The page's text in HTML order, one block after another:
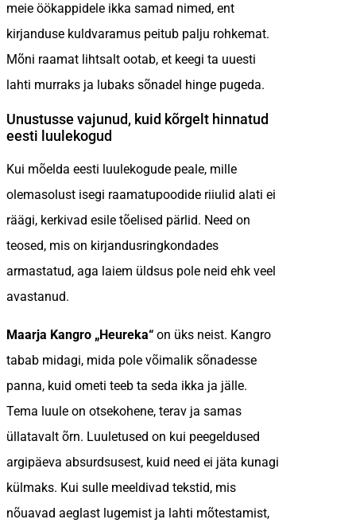
meie öökappidele ikka samad nimed, ent
kirjanduse kuldvaramus peitub palju rohkemat.
Mõni raamat lihtsalt ootab, et keegi ta uuesti
lahti murraks ja lubaks sõnadel hinge pugeda.
Unustusse vajunud, kuid kõrgelt hinnatud
eesti luulekogud
Kui mõelda eesti luulekogude peale, mille
olemasolust isegi raamatupoodide riiulid alati ei
räägi, kerkivad esile tõelised pärlid. Need on
teosed, mis on kirjandusringkondades
armastatud, aga laiem üldsus pole neid ehk veel
avastanud.
Maarja Kangro „Heureka“ on üks neist. Kangro
tabab midagi, mida pole võimalik sõnadesse
panna, kuid ometi teeb ta seda ikka ja jälle.
Tema luule on otsekohene, terav ja samas
üllatavalt õrn. Luuletused on kui peegeldused
argipäeva absurdsusest, kuid need ei jäta kunagi
külmaks. Kui sulle meeldivad tekstid, mis
nõuavad aeglast lugemist ja lahti mõtestamist,